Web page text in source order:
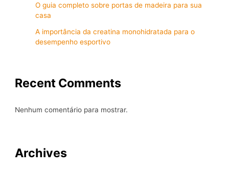
O guia completo sobre portas de madeira para sua
casa
A importância da creatina monohidratada para o
desempenho esportivo
Recent Comments
Nenhum comentário para mostrar.
Archives